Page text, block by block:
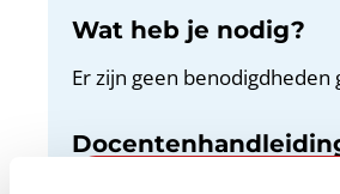
Wat heb je nodig?
Er zijn geen
Bekijk de